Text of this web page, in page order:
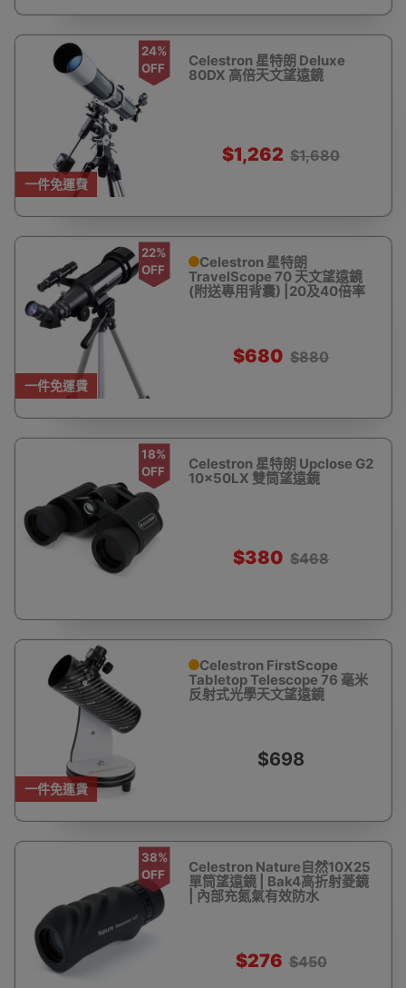
一件免運費
24%
OFF
Celestron 星特朗 Deluxe
80DX 高倍天文望遠鏡
$1,262 $1,680
一件免運費
22%
OFF
Celestron 星特朗
TravelScope 70 天文望遠鏡
(附送專用背囊) |20及40倍率
$680 $880
18%
OFF
Celestron 星特朗 Upclose G2
10x50LX 雙筒望遠鏡
$380 $468
一件免運費
Celestron FirstScope
Tabletop Telescope 76 毫米
反射式光學天文望遠鏡
$698
38%
OFF
Celestron Nature自然10X25
單筒望遠鏡 | Bak4高折射菱鏡
| 內部充氮氣有效防水
$276 $450